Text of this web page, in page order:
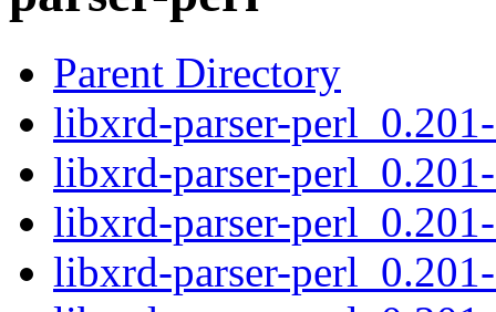
Parent Directory
libxrd-parser-
libxrd-parser-
libxrd-parser-
libxrd-parser-